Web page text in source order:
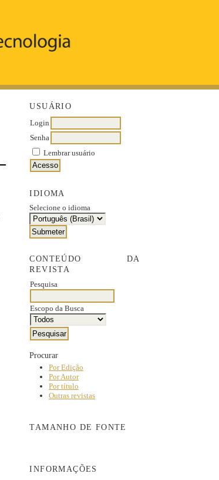
USUÁRIO
Login
Senha
Lembrar usuário
IDIOMA
Selecione o idioma
CONTEÚDO DA
REVISTA
Pesquisa
Escopo da Busca
Procurar
Por Edição
Por Autor
Por título
Outras revistas
TAMANHO DE FONTE
INFORMAÇÕES